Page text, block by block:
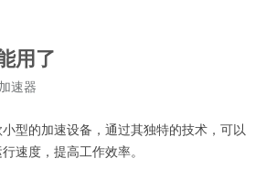
用了
速器
的加速设备，通过其独特的技术，可以
速度，提高工作效率。